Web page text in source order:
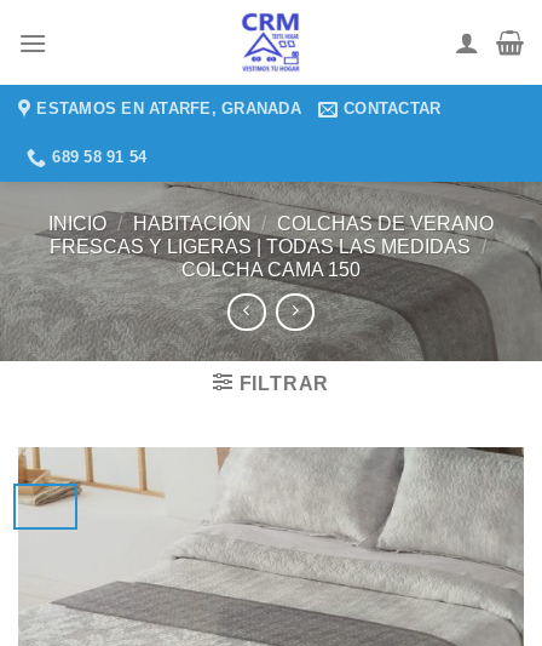
ESTAMOS EN ATARFE, GRANADA CONTACTAR
689 58 91 54
INICIO / HABITACIÓN / COLCHAS DE VERANO
FRESCAS Y LIGERAS | TODAS LAS MEDIDAS /
COLCHA CAMA 150
FILTRAR